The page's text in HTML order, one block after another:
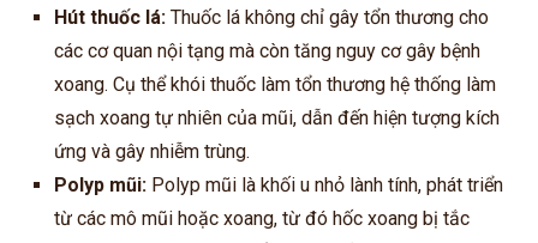
Hút thuốc lá: Thuốc lá không chỉ gây tổn thương cho
các cơ quan nội tạng mà còn tăng nguy cơ gây bệnh
xoang. Cụ thể khói thuốc làm tổn thương hệ thống làm
sạch xoang tự nhiên của mũi, dẫn đến hiện tượng kích
ứng và gây nhiễm trùng.
Polyp mũi: Polyp mũi là khối u nhỏ lành tính, phát triển
từ các mô mũi hoặc xoang, từ đó hốc xoang bị tắc